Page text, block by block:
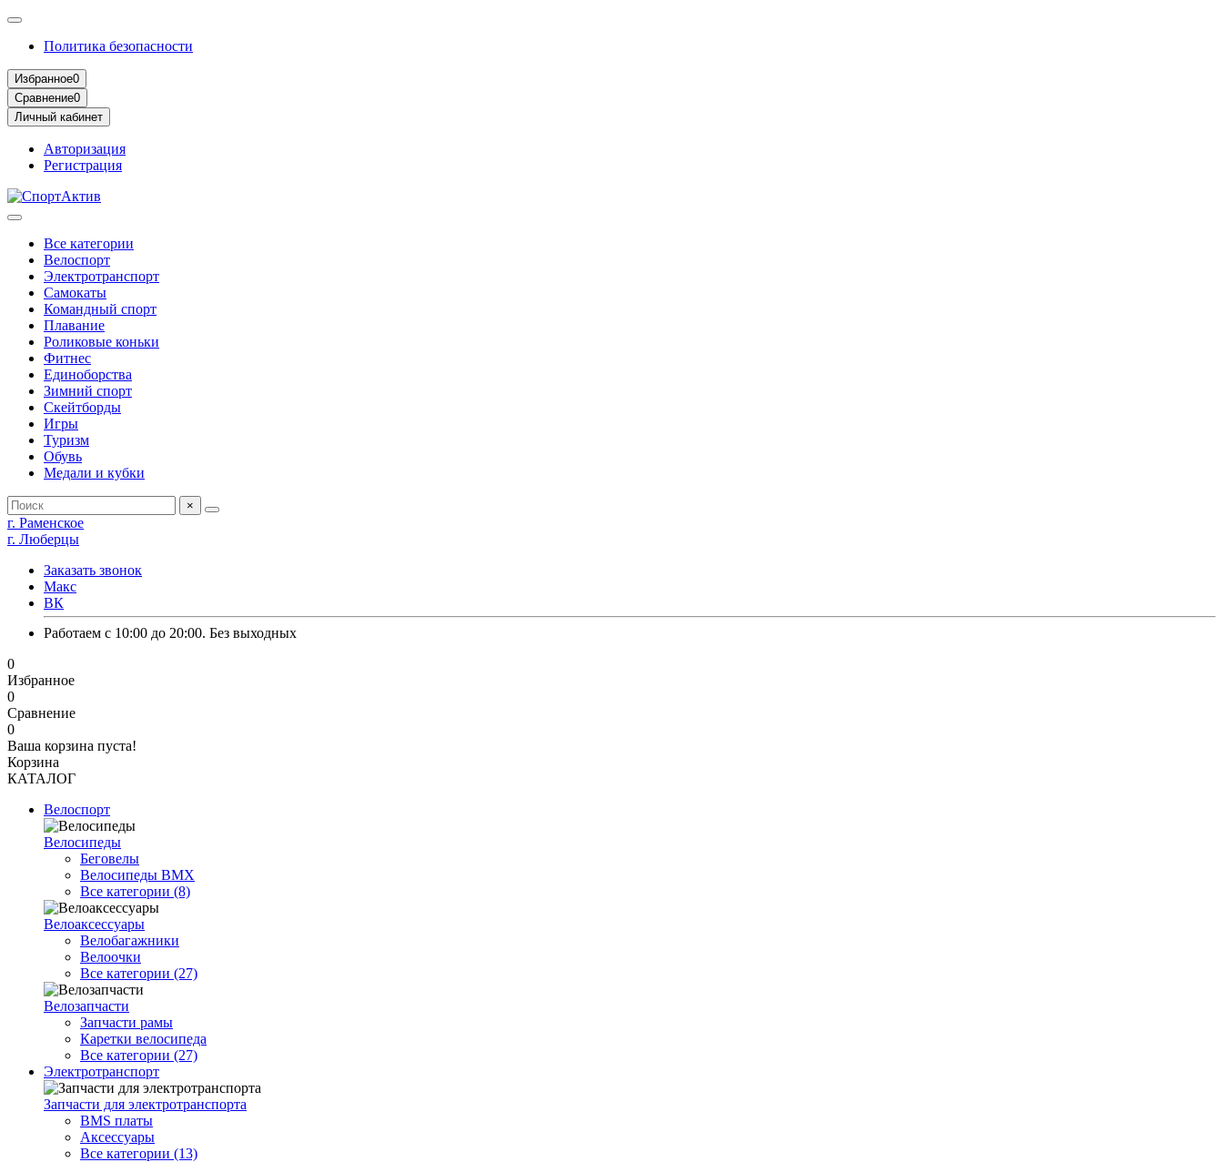
Политика безопасности
Избранное0
Сравнение0
Личный кабинет
Авторизация
Регистрация
Все категории
Велоспорт
Электротранспорт
Самокаты
Командный спорт
Плавание
Роликовые коньки
Фитнес
Единоборства
Зимний спорт
Скейтборды
Игры
Туризм
Обувь
Медали и кубки
×
г. Раменское
г. Люберцы
Заказать звонок
Макс
ВК
Работаем с 10:00 до 20:00. Без выходных
0
Избранное
0
Сравнение
0
Ваша корзина пуста!
Корзина
КАТАЛОГ
Велоспорт
Велосипеды
Беговелы
Велосипеды BMX
Все категории (8)
Велоаксессуары
Велобагажники
Велоочки
Все категории (27)
Велозапчасти
Запчасти рамы
Каретки велосипеда
Все категории (27)
Электротранспорт
Запчасти для электротранспорта
BMS платы
Аксессуары
Все категории (13)